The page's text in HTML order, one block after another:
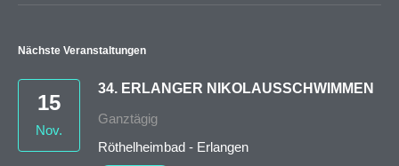
Nächste Veranstaltungen
15
Nov.
34. ERLANGER NIKOLAUSSCHWIMMEN
Ganztägig
Röthelheimbad - Erlangen